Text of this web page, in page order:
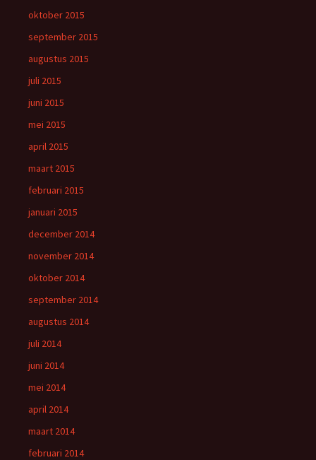
oktober 2015
september 2015
augustus 2015
juli 2015
juni 2015
mei 2015
april 2015
maart 2015
februari 2015
januari 2015
december 2014
november 2014
oktober 2014
september 2014
augustus 2014
juli 2014
juni 2014
mei 2014
april 2014
maart 2014
februari 2014